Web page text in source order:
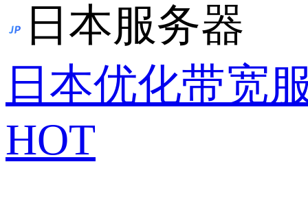
日本服务器
日本优化带宽
HOT